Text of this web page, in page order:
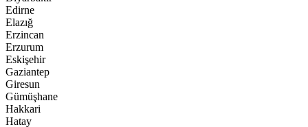
Edirne
Elazığ
Erzincan
Erzurum
Eskişehir
Gaziantep
Giresun
Gümüşhane
Hakkari
Hatay